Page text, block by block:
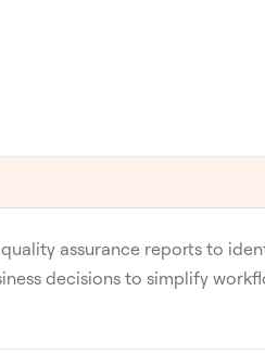
assurance reports to
decisions to simplify